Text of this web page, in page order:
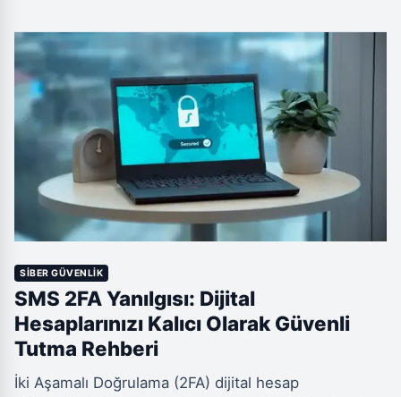
ağınızın güvenliğini sağlamak hayati önem taşıyor.
SIBER GÜVENLIK
SMS 2FA Yanılgısı: Dijital
Hesaplarınızı Kalıcı Olarak Güvenli
Tutma Rehberi
İki Aşamalı Doğrulama (2FA) dijital hesap